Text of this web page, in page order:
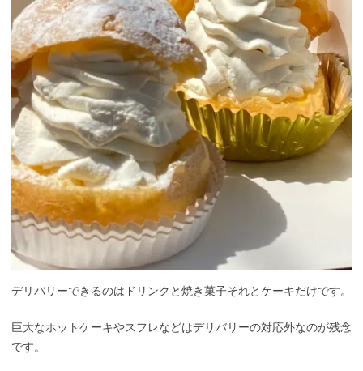
デリバリーできるのはドリンクと焼き菓子それとケーキだけです。
巨大なホットケーキやスフレなどはデリバリーの対応外なのが残念
です。